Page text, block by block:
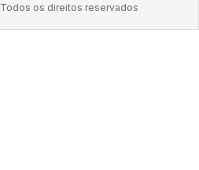
Todos os direitos reservados